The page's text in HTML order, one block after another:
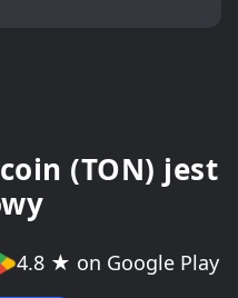
(TON) jest
4.8 ★ on Google Play